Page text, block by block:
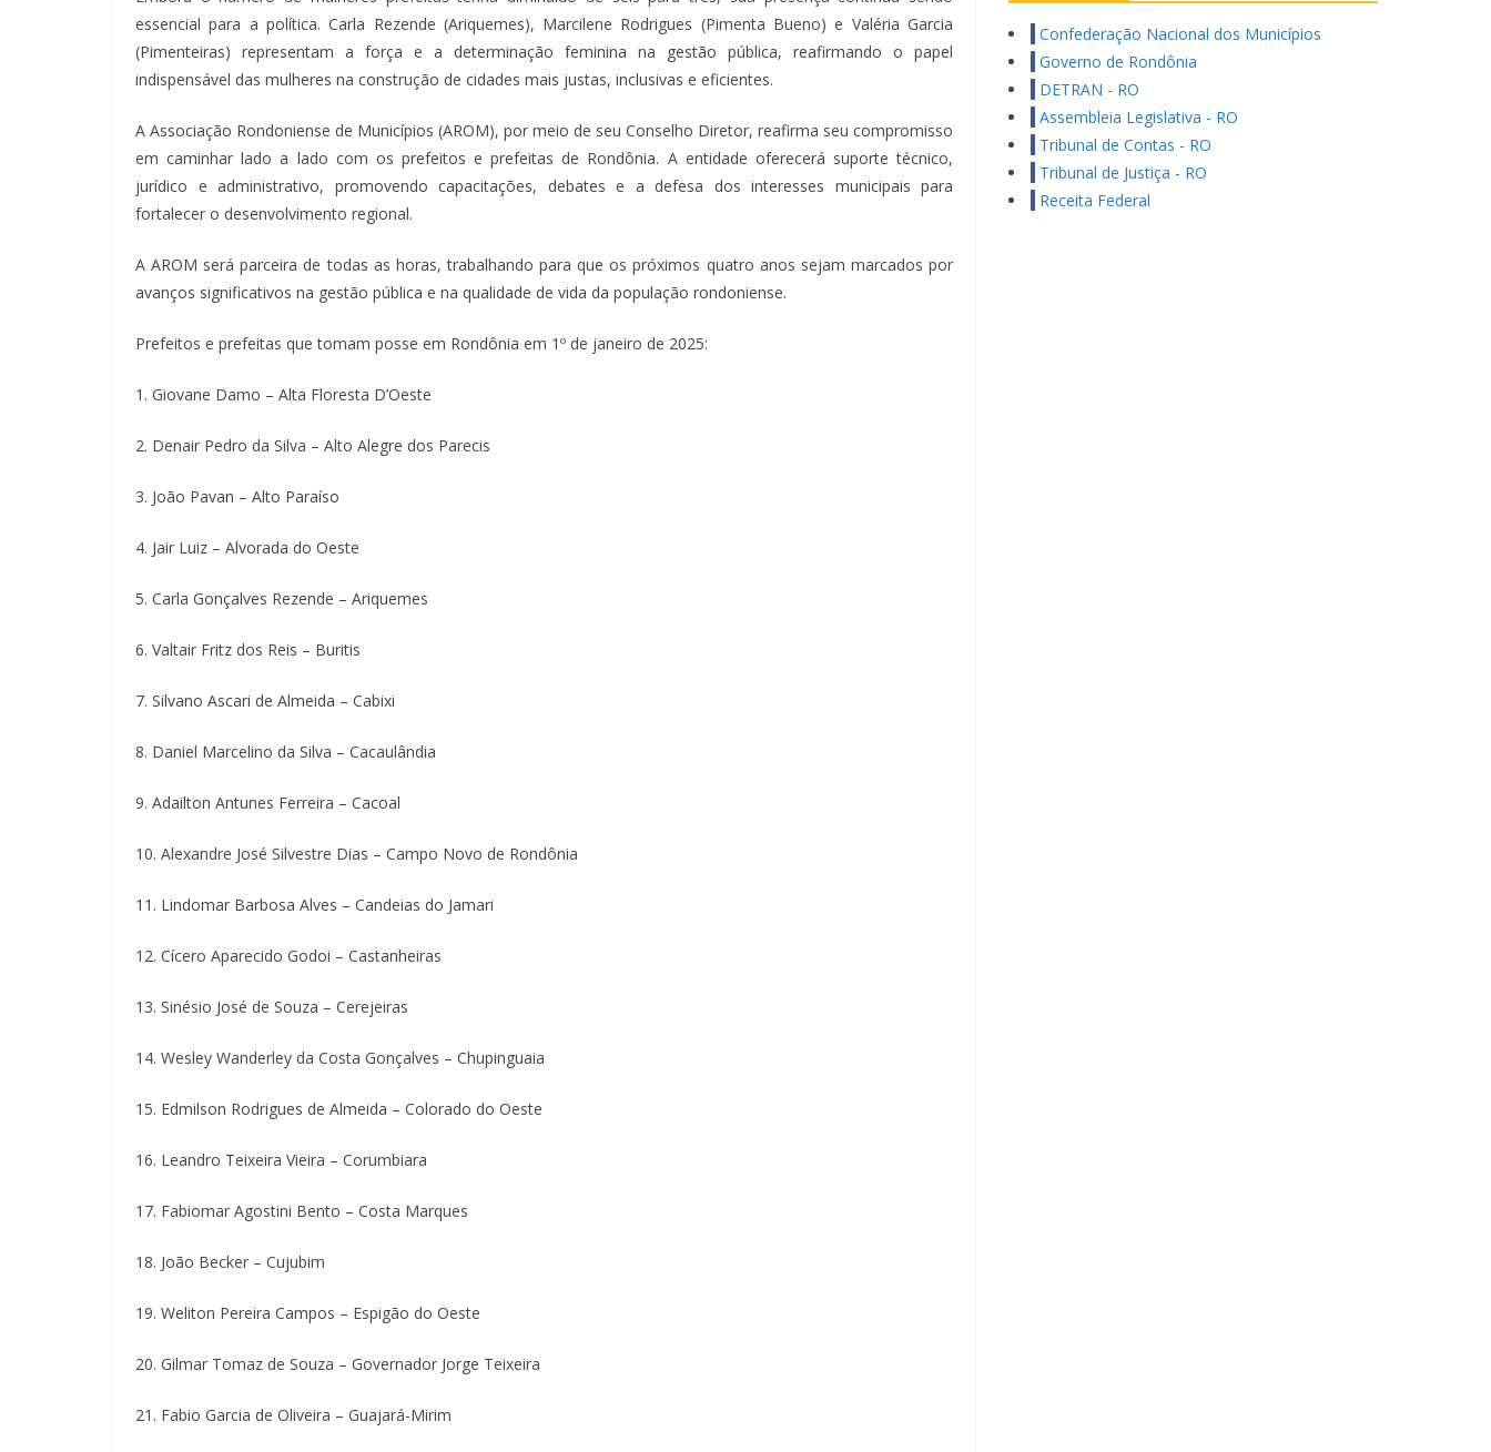
essencial para a política. Carla Rezende (Ariquemes), Marcilene Rodrigues (Pimenta Bueno) e Valéria Garcia
(Pimenteiras) representam a força e a determinação feminina na gestão pública, reafirmando o papel
indispensável das mulheres na construção de cidades mais justas, inclusivas e eficientes.
A Associação Rondoniense de Municípios (AROM), por meio de seu Conselho Diretor, reafirma seu compromisso
em caminhar lado a lado com os prefeitos e prefeitas de Rondônia. A entidade oferecerá suporte técnico,
jurídico e administrativo, promovendo capacitações, debates e a defesa dos interesses municipais para
fortalecer o desenvolvimento regional.
A AROM será parceira de todas as horas, trabalhando para que os próximos quatro anos sejam marcados por
avanços significativos na gestão pública e na qualidade de vida da população rondoniense.
Prefeitos e prefeitas que tomam posse em Rondônia em 1º de janeiro de 2025:
1. Giovane Damo – Alta Floresta D’Oeste
2. Denair Pedro da Silva – Alto Alegre dos Parecis
3. João Pavan – Alto Paraíso
4. Jair Luiz – Alvorada do Oeste
5. Carla Gonçalves Rezende – Ariquemes
6. Valtair Fritz dos Reis – Buritis
7. Silvano Ascari de Almeida – Cabixi
8. Daniel Marcelino da Silva – Cacaulândia
9. Adailton Antunes Ferreira – Cacoal
10. Alexandre José Silvestre Dias – Campo Novo de Rondônia
11. Lindomar Barbosa Alves – Candeias do Jamari
12. Cícero Aparecido Godoi – Castanheiras
13. Sinésio José de Souza – Cerejeiras
14. Wesley Wanderley da Costa Gonçalves – Chupinguaia
15. Edmilson Rodrigues de Almeida – Colorado do Oeste
16. Leandro Teixeira Vieira – Corumbiara
17. Fabiomar Agostini Bento – Costa Marques
18. João Becker – Cujubim
19. Weliton Pereira Campos – Espigão do Oeste
20. Gilmar Tomaz de Souza – Governador Jorge Teixeira
21. Fabio Garcia de Oliveira – Guajará-Mirim
Confederação Nacional dos Municípios
Governo de Rondônia
DETRAN - RO
Assembleia Legislativa - RO
Tribunal de Contas - RO
Tribunal de Justiça - RO
Receita Federal